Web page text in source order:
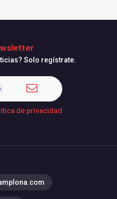
Solo regístrate.
de privacidad